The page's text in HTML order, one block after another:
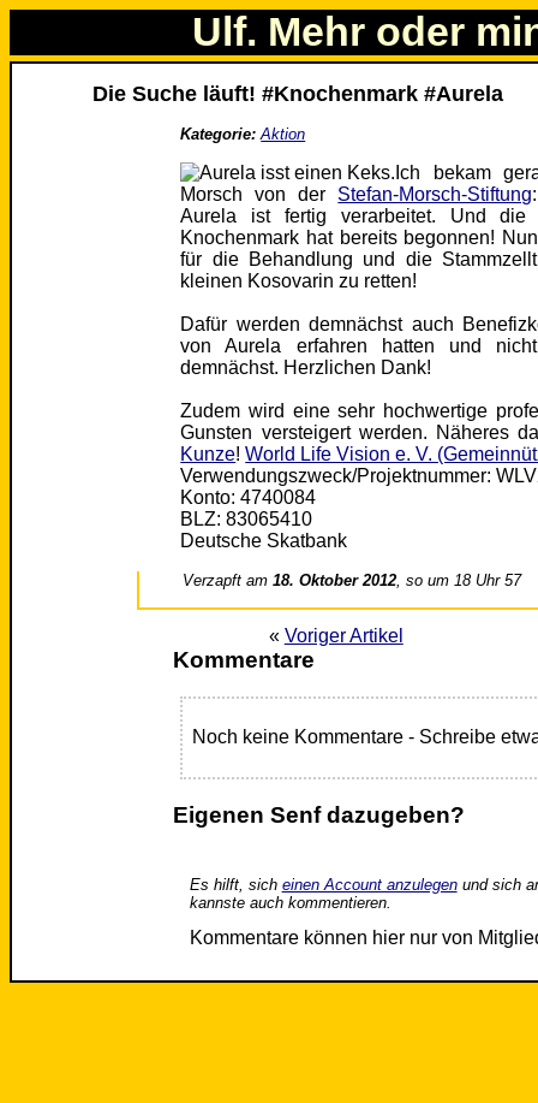
Ulf. Mehr oder
Die Suche läuft! #Knochenmark #Aurela
Kategorie: Aktion
Ich bekam
Morsch von der Stefan-Morsch-Stiftung
Aurela ist fertig verarbeitet. Und
Knochenmark hat bereits begonnen!
für die Behandlung und die
kleinen Kosovarin zu retten!
Dafür werden demnächst auch
von Aurela erfahren hatten und
demnächst. Herzlichen Dank!
Zudem wird eine sehr hochwertige
Gunsten versteigert werden. Näheres
Kunze!World Life Vision e. V.
Verwendungszweck/Projektnummer:
Konto: 4740084
BLZ: 83065410
Deutsche Skatbank
Verzapft am18. Oktober 2012, so um 18 Uhr 57
« Voriger Artikel
Kommentare
Noch keine Kommentare - Schreibe
Eigenen Senf dazugeben?
Es hilft, sich einen Account anzulegenund sich
kannste auch kommentieren.
Kommentare können hier nur von